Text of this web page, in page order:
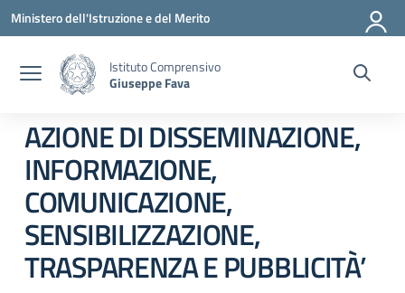
Vai ai contenuti
Vai al menu di navigazione
Vai al footer
Ministero dell'Istruzione e del Merito
Istituto Comprensivo
Giuseppe Fava
AZIONE DI DISSEMINAZIONE,
INFORMAZIONE,
COMUNICAZIONE,
SENSIBILIZZAZIONE,
TRASPARENZA E PUBBLICITÀ’